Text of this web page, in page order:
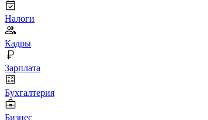
Налоги
Кадры
Зарплата
Бухгалтерия
Бизнес